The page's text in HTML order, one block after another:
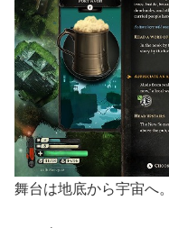
舞台は地底から宇宙へ。